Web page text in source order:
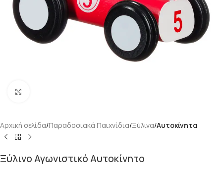
Αρχική σελίδα Παραδοσιακά Παιχνίδια Ξύλινα Αυτοκίνητα
Ξύλινο Αγωνιστικό Αυτοκίνητο